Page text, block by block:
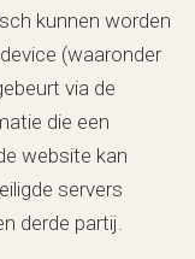
kunnen worden
(waaronder
via de
die een
website kan
servers
derde partij.